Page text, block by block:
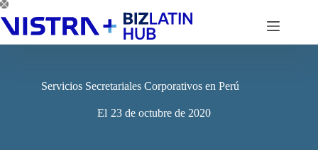
Saltar
al
contenido
Servicios Secretariales Corporativos en Perú
El 23 de octubre de 2020